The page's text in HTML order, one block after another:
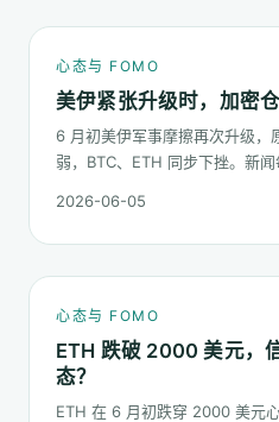
心态与 FOMO
美伊紧张升级时，加密
6 月初美伊军事摩擦再次升级，
弱，BTC、ETH 同步下挫。新
按哪几条规矩走。
2026-06-05
心态与 FOMO
ETH 跌破 2000 美元，
态？
ETH 在 6 月初跌穿 2000 美元